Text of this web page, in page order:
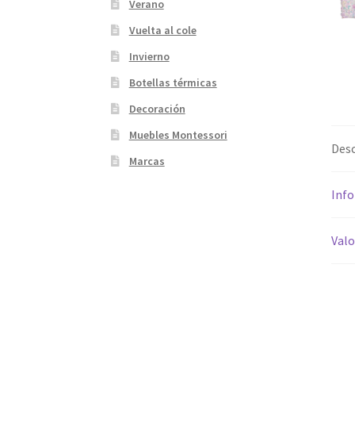
Verano
Vuelta al cole
Invierno
Botellas térmicas
Decoración
Muebles Montessori
Marcas